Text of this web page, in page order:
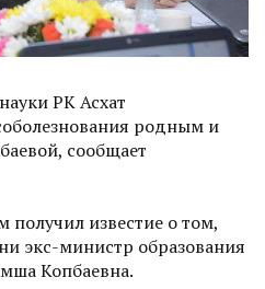
РК Асхат
родным и
сообщает
известие о том,
экс-министр образования
Копбаевна.